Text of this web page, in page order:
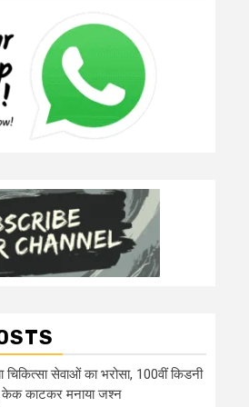
चिकित्सा सेवाओं का भरोसा, 100वीं किडनी
केक काटकर मनाया जश्न